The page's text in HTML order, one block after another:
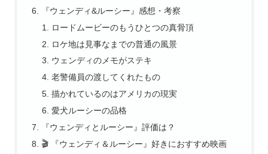
『ウェンディ&ルーシー』感想・考察
ロードムービーのもうひとつの真骨頂
ロケ地は見事なまでの普通の風景
ウェンディのメモがステキ
老警備員の渡してくれたもの
描かれているのはアメリカの現実
愛犬ルーシーの品格
『ウェンディとルーシー』評価は？
🎬 『ウェンディ＆ルーシー』好きにおすすめ映画